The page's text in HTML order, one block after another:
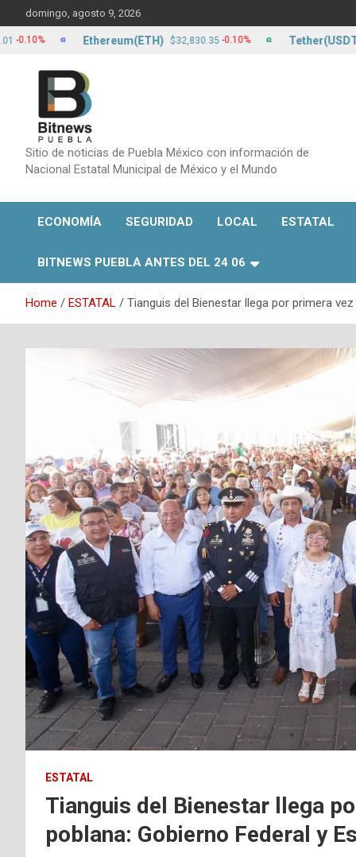
to
content
domingo, agosto 9, 2026
Sitio de noticias de Puebla México con información de
Nacional Estatal Municipal de México y el Mundo
ECONOMÍA SEGURIDAD LOCAL ESTATAL
BITNEWS PUEBLA ANTES DEL 24 06
Home ESTATAL Tianguis del Bienestar llega por primera
ESTATAL
Tianguis del Bienestar llega
poblana: Gobierno Federal y
Ethereum(ETH) $32,830.35 -0.10% Tether(USDT)